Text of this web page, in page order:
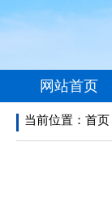
当前位置： 首页